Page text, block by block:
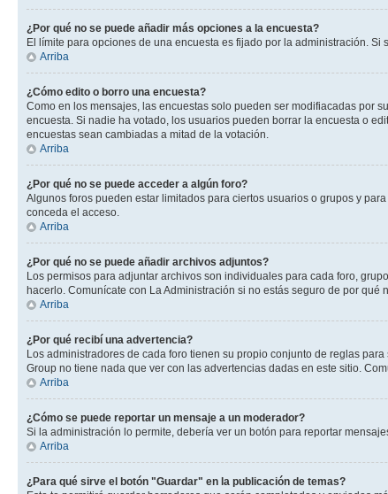
¿Por qué no se puede añadir más opciones a la encuesta?
El límite para opciones de una encuesta es fijado por la administración.
Arriba
¿Cómo edito o borro una encuesta?
Como en los mensajes, las encuestas solo pueden ser modifiacadas por
encuesta. Si nadie ha votado, los usuarios pueden borrar la encuesta o
encuestas sean cambiadas a mitad de la votación.
Arriba
¿Por qué no se puede acceder a algún foro?
Algunos foros pueden estar limitados para ciertos usuarios o grupos y
conceda el acceso.
Arriba
¿Por qué no se puede añadir archivos adjuntos?
Los permisos para adjuntar archivos son individuales para cada foro,
hacerlo. Comunícate con La Administración si no estás seguro de por qué
Arriba
¿Por qué recibí una advertencia?
Los administradores de cada foro tienen su propio conjunto de reglas
Group no tiene nada que ver con las advertencias dadas en este sitio.
Arriba
¿Cómo se puede reportar un mensaje a un moderador?
Si la administración lo permite, debería ver un botón para reportar
Arriba
¿Para qué sirve el botón "Guardar" en la publicación de temas?